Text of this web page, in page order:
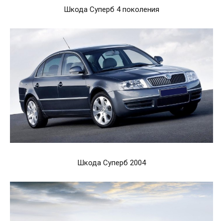
Шкода Суперб 4 поколения
Шкода Суперб 2004